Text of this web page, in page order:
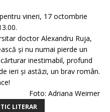
vineri, 17 octombrie
doctor Alexandru Ruja,
și nu numai pierde un
inestimabil, profund
ieri și astăzi, un brav român.
Foto: Adriana Weimer
LITERAR